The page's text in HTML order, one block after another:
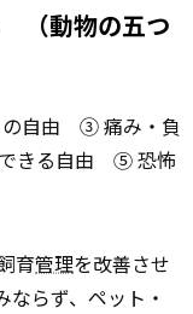
動物の五つ
自由 ③ 痛み・負
きる自由 ⑤ 恐怖
育管理を改善させ
らず、ペット・